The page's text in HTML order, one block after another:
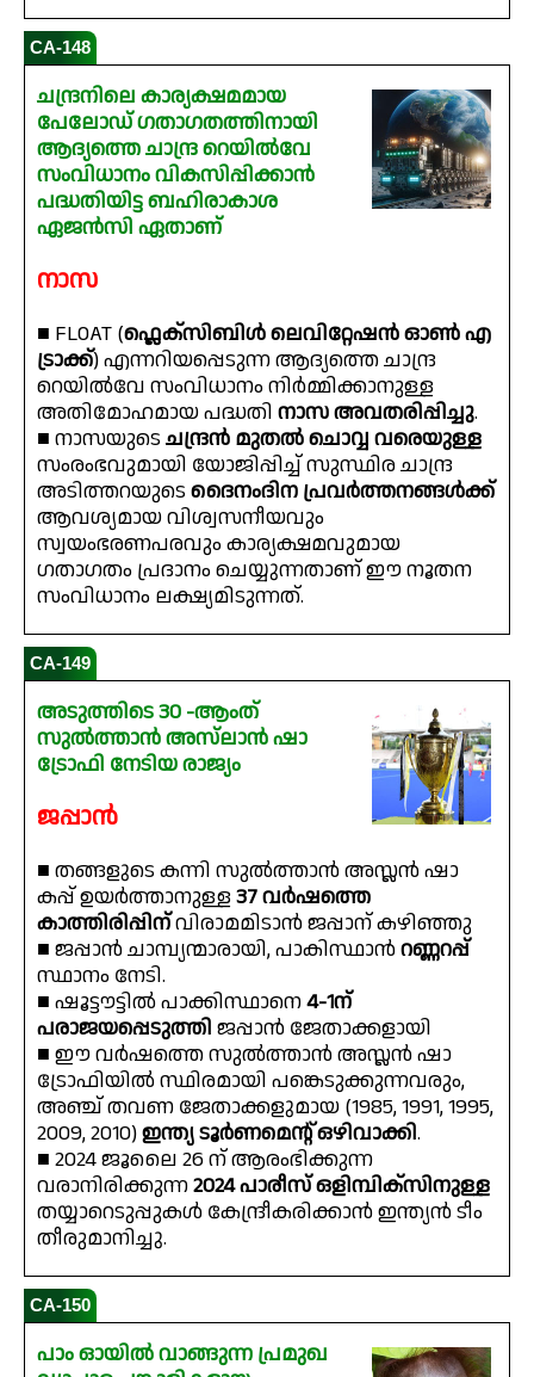
CA-148
ചന്ദ്രനിലെ കാര്യക്ഷമമായ
പേലോഡ് ഗതാഗതത്തിനായി
ആദ്യത്തെ ചാന്ദ്ര റെയിൽവേ
സംവിധാനം വികസിപ്പിക്കാൻ
പദ്ധതിയിട്ട ബഹിരാകാശ
ഏജൻസി ഏതാണ്
നാസ
■ FLOAT (ഫ്ലെക്‌സിബിൾ ലെവിറ്റേഷൻ ഓൺ എ
ട്രാക്ക്) എന്നറിയപ്പെടുന്ന ആദ്യത്തെ ചാന്ദ്ര
റെയിൽവേ സംവിധാനം നിർമ്മിക്കാനുള്ള
അതിമോഹമായ പദ്ധതി നാസ അവതരിപ്പിച്ചു.
■ നാസയുടെ ചന്ദ്രൻ മുതൽ ചൊവ്വ വരെയുള്ള
സംരംഭവുമായി യോജിപ്പിച്ച് സുസ്ഥിര ചാന്ദ്ര
അടിത്തറയുടെ ദൈനംദിന പ്രവർത്തനങ്ങൾക്ക്
ആവശ്യമായ വിശ്വസനീയവും
സ്വയംഭരണപരവും കാര്യക്ഷമവുമായ
ഗതാഗതം പ്രദാനം ചെയ്യുന്നതാണ് ഈ നൂതന
സംവിധാനം ലക്ഷ്യമിടുന്നത്.
CA-149
അടുത്തിടെ 30 -ആംത്
സുൽത്താൻ അസ്‌ലാൻ ഷാ
ട്രോഫി നേടിയ രാജ്യം
ജപ്പാൻ
■ തങ്ങളുടെ കന്നി സുൽത്താൻ അസ്ലൻ ഷാ
കപ്പ് ഉയർത്താനുള്ള 37 വർഷത്തെ
കാത്തിരിപ്പിന്വിരാമമിടാൻ ജപ്പാന് കഴിഞ്ഞു
■ ജപ്പാൻ ചാമ്പ്യന്മാരായി, പാകിസ്ഥാൻറണ്ണറപ്പ്
സ്ഥാനം നേടി.
■ ഷൂട്ടൗട്ടിൽ പാക്കിസ്ഥാനെ4-1ന്
പരാജയപ്പെടുത്തി ജപ്പാൻ ജേതാക്കളായി
■ ഈ വർഷത്തെ സുൽത്താൻ അസ്ലൻ ഷാ
ട്രോഫിയിൽ സ്ഥിരമായി പങ്കെടുക്കുന്നവരും,
അഞ്ച് തവണ ജേതാക്കളുമായ (1985, 1991, 1995,
2009, 2010)ഇന്ത്യ ടൂർണമെൻ്റ് ഒഴിവാക്കി.
■ 2024 ജൂലൈ 26 ന് ആരംഭിക്കുന്ന
വരാനിരിക്കുന്ന2024 പാരീസ് ഒളിമ്പിക്സിനുള്ള
തയ്യാറെടുപ്പുകൾ കേന്ദ്രീകരിക്കാൻ ഇന്ത്യൻ ടീം
തീരുമാനിച്ചു.
CA-150
പാം ഓയിൽ വാങ്ങുന്ന പ്രമുഖ